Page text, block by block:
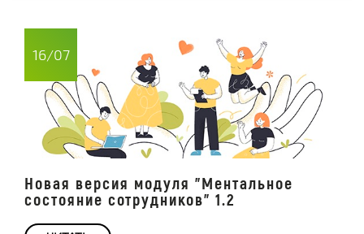
16/07
Новая версия модуля "Ментальное
состояние сотрудников" 1.2